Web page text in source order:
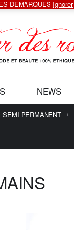
NEWS
SEMI PERMANENT
DEMARQUES Ignorer